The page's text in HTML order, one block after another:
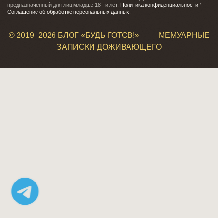
предназначенный для лиц младше 18-ти лет. Политика конфиденциальности /
Соглашение об обработке персональных данных
© 2019–2026 БЛОГ «БУДЬ ГОТОВ!»
МЕМУАРНЫЕ
ЗАПИСКИ ДОЖИВАЮЩЕГО